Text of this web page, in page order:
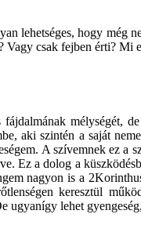
lehetséges, hogy még
csak fejben érti? Mi
mélységét,
aki szintén a saját
A szívemnek ez a
Ez a dolog a
nagyon is a
keresztül
ugyanígy lehet